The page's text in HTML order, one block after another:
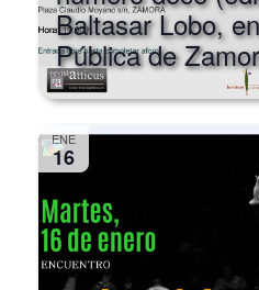
número doce
Baltasar Lobo,
Pública de
ENE